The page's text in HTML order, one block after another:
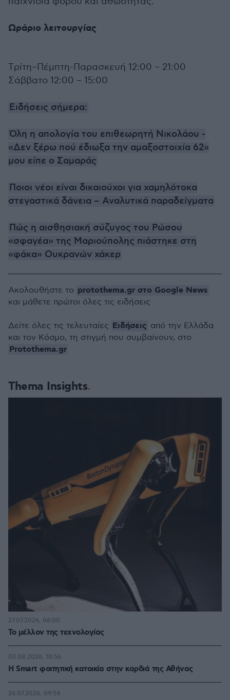
Ωράριο λειτουργίας
Tρίτη–Πέμπτη-Παρασκευή 12:00 – 21:00
Σάββατο 12:00 – 15:00
Ειδήσεις σήμερα:
Όλη η απολογία του επιθεωρητή Νικολάου -
«Δεν ξέρω πού έδιωξα την αμαξοστοιχία 62»
μου είπε ο Σαμαράς
Ποιοι νέοι είναι δικαιούχοι για χαμηλότοκα
στεγαστικά δάνεια – Αναλυτικά παραδείγματα
Πώς η αισθησιακή σύζυγος του Ρώσου
«σφαγέα» της Μαριούπολης πιάστηκε στη
«φάκα» Ουκρανών χάκερ
Thema Insights
Το μέλλον της τεχνολογίας
27.07.2026, 06:00
Η Smart φοιτητική κατοικία στην καρδιά της Αθήνας
03.08.2026, 10:56
26.07.2026, 09:54
Ακολουθήστε το protothema.gr στο Google News
και μάθετε πρώτοι όλες τις ειδήσεις
Δείτε όλες τις τελευταίες Ειδήσεις από την Ελλάδα
και τον Κόσμο, τη στιγμή που συμβαίνουν, στο
Protothema.gr